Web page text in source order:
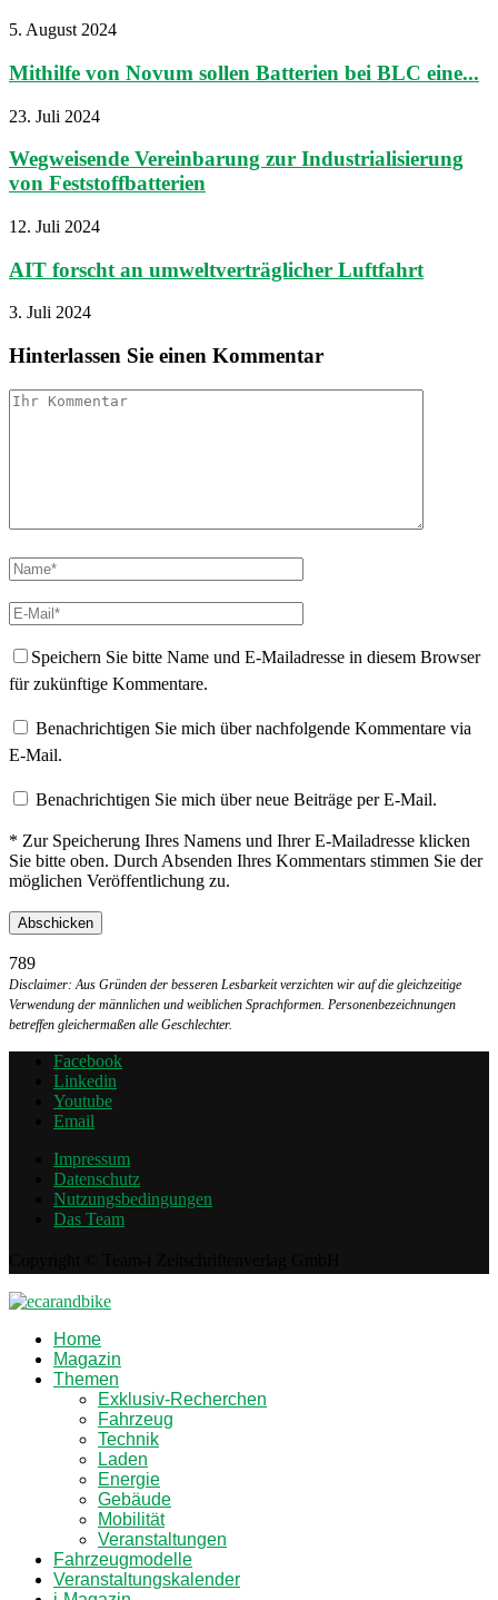
5. August 2024
Mithilfe von Novum sollen Batterien bei BLC eine...
23. Juli 2024
Wegweisende Vereinbarung zur Industrialisierung
von Feststoffbatterien
12. Juli 2024
AIT forscht an umweltverträglicher Luftfahrt
3. Juli 2024
Hinterlassen Sie einen Kommentar
Speichern Sie bitte Name und E-Mailadresse in diesem Browser
für zukünftige Kommentare.
Benachrichtigen Sie mich über nachfolgende Kommentare via
E-Mail.
Benachrichtigen Sie mich über neue Beiträge per E-Mail.
* Zur Speicherung Ihres Namens und Ihrer E-Mailadresse klicken
Sie bitte oben. Durch Absenden Ihres Kommentars stimmen Sie der
möglichen Veröffentlichung zu.
789
Disclaimer: Aus Gründen der besseren Lesbarkeit verzichten wir auf die gleichzeitige
Verwendung der männlichen und weiblichen Sprachformen. Personenbezeichnungen
betreffen gleichermaßen alle Geschlechter.
Facebook
Linkedin
Youtube
Email
Impressum
Datenschutz
Nutzungsbedingungen
Das Team
Home
Magazin
Themen
Exklusiv-Recherchen
Fahrzeug
Technik
Laden
Energie
Gebäude
Mobilität
Veranstaltungen
Fahrzeugmodelle
Veranstaltungskalender